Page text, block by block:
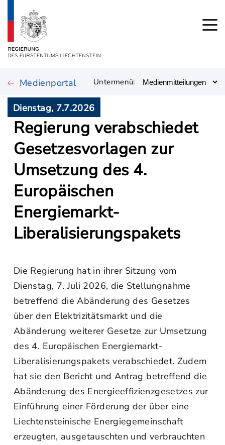
Medienportal Untermenü:
Dienstag, 7.7.2026
Regierung verabschiedet
Gesetzesvorlagen zur
Umsetzung des 4.
Europäischen
Energiemarkt-
Liberalisierungspakets
Die Regierung hat in ihrer Sitzung vom
Dienstag, 7. Juli 2026, die Stellungnahme
betreffend die Abänderung des Gesetzes
über den Elektrizitätsmarkt und die
Abänderung weiterer Gesetze zur Umsetzung
des 4. Europäischen Energiemarkt-
Liberalisierungspakets verabschiedet. Zudem
hat sie den Bericht und Antrag betreffend die
Abänderung des Energieeffizienzgesetzes zur
Einführung einer Förderung der über eine
Liechtensteinische Energiegemeinschaft
erzeugten, ausgetauschten und verbrauchten